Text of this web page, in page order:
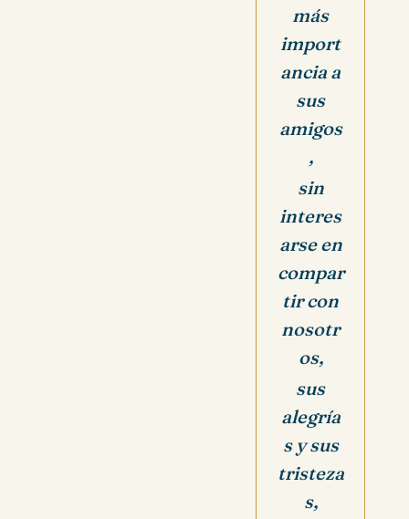
más
import
ancia a
sus
amigos
,
sin
interes
arse en
compar
tir con
nosotr
os,
sus
alegría
s y sus
tristeza
s,